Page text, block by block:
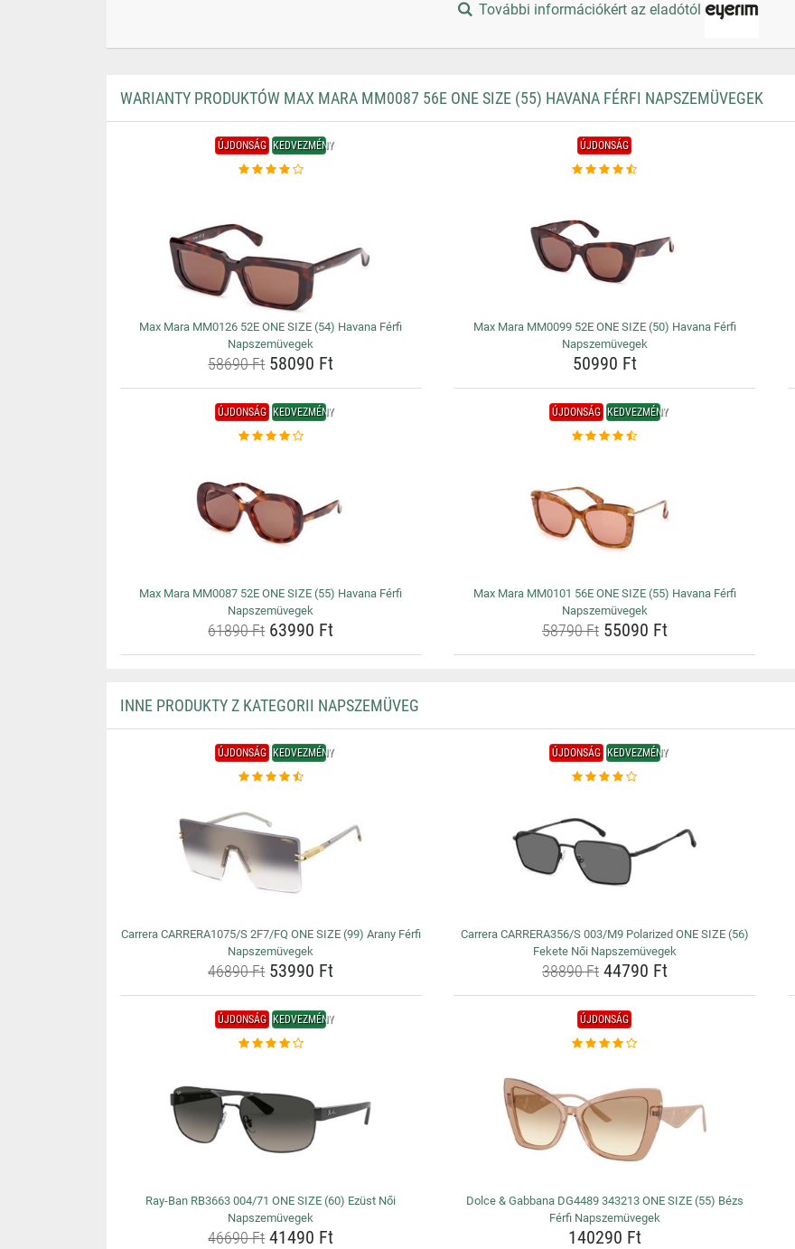
További információkért az eladótól
WARIANTY PRODUKTÓW MAX MARA MM0087 56E ONE SIZE (55) HAVANA FÉRFI NAPSZEMÜVEGEK
ÚJDONSÁG KEDVEZMÉNY
Max Mara MM0126 52E ONE SIZE (54) Havana Férfi
Napszemüvegek
58690 Ft58090 Ft
ÚJDONSÁG
Max Mara MM0099 52E ONE SIZE (50) Havana Férfi
Napszemüvegek
50990 Ft
ÚJDONSÁG KEDVEZMÉNY
Max Mara MM0087 52E ONE SIZE (55) Havana Férfi
Napszemüvegek
61890 Ft63990 Ft
ÚJDONSÁG KEDVEZMÉNY
Max Mara MM0101 56E ONE SIZE (55) Havana Férfi
Napszemüvegek
58790 Ft55090 Ft
INNE PRODUKTY Z KATEGORII NAPSZEMÜVEG
ÚJDONSÁG KEDVEZMÉNY
Carrera CARRERA1075/S 2F7/FQ ONE SIZE (99) Arany Férfi
Napszemüvegek
46890 Ft53990 Ft
ÚJDONSÁG KEDVEZMÉNY
Carrera CARRERA356/S 003/M9 Polarized ONE SIZE (56)
Fekete Női Napszemüvegek
38890 Ft44790 Ft
ÚJDONSÁG KEDVEZMÉNY
Ray-Ban RB3663 004/71 ONE SIZE (60) Ezüst Női
Napszemüvegek
46690 Ft41490 Ft
ÚJDONSÁG
Dolce & Gabbana DG4489 343213 ONE SIZE (55) Bézs
Férfi Napszemüvegek
140290 Ft